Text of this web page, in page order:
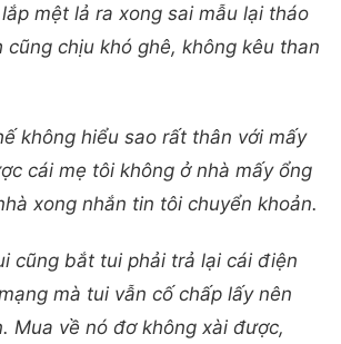
mệt lả ra xong sai mẫu lại tháo
cũng chịu khó ghê, không kêu than
không hiểu sao rất thân với mấy
cái mẹ tôi không ở nhà mấy ổng
xong nhắn tin tôi chuyển khoản.
cũng bắt tui phải trả lại cái điện
mà tui vẫn cố chấp lấy nên
Mua về nó đơ không xài được,